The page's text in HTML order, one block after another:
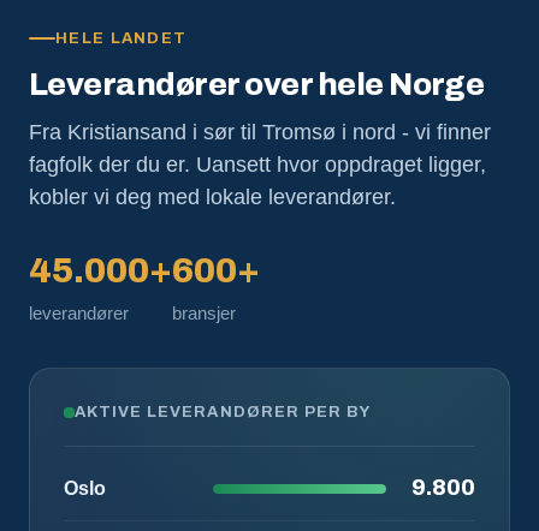
HELE LANDET
Leverandører over hele Norge
Fra Kristiansand i sør til Tromsø i nord - vi finner
fagfolk der du er. Uansett hvor oppdraget ligger,
kobler vi deg med lokale leverandører.
45.000+
leverandører
600+
bransjer
AKTIVE LEVERANDØRER PER BY
Oslo 9.800